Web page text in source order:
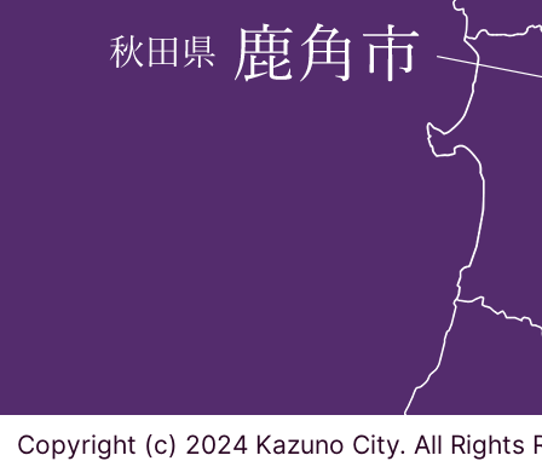
Copyright (c) 2024 Kazuno City. All Rights